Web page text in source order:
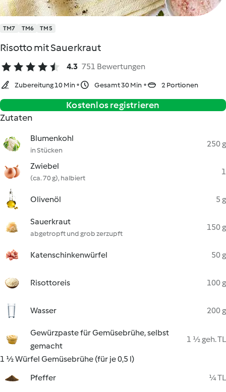
TM7 TM6 TM5
Risotto mit Sauerkraut
4.3 751 Bewertungen
Zubereitung 10 Min Gesamt 30 Min 2 Portionen
Kostenlos registrieren
Zutaten
Blumenkohl
in Stücken
250 g
Zwiebel
(ca. 70 g), halbiert
1
Olivenöl 5 g
Sauerkraut
abgetropft und grob zerzupft
150 g
Katenschinkenwürfel 50 g
Risottoreis 100 g
Wasser 200 g
Gewürzpaste für Gemüsebrühe, selbst
gemacht
1 ½ geh. TL
1 ½ Würfel Gemüsebrühe (für je 0,5 l)
Pfeffer
¼ TL